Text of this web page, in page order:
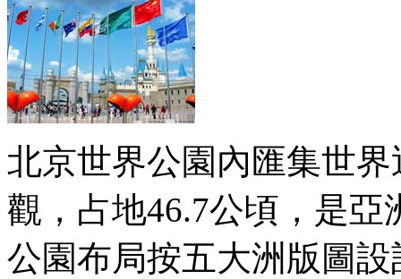
北京世界公園內匯集世
觀，占地46.7公頃，是
公園布局按五大洲版圖